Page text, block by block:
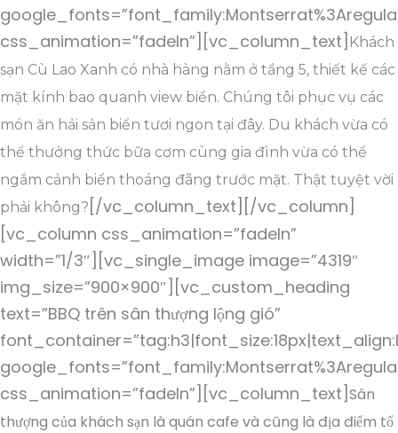
css_animation=”fadeIn”][vc_column_text] Khách
sạn Cù Lao Xanh có nhà hàng nằm ở tầng 5, thiết kế các
mặt kính bao quanh view biển. Chúng tôi phục vụ các
món ăn hải sản biển tươi ngon tại đây. Du khách vừa có
thể thưởng thức bữa cơm cùng gia đình vừa có thể
ngắm cảnh biển thoáng đãng trước mặt. Thật tuyệt vời
phải không? [/vc_column_text][/vc_column]
[vc_column css_animation=”fadeIn”
width=”1/3″][vc_single_image image=”4319″
img_size=”900×900″][vc_custom_heading
text=”BBQ trên sân thượng lộng gió”
css_animation=”fadeIn”][vc_column_text]Sân
thượng của khách sạn là quán cafe và cũng là địa điểm tổ